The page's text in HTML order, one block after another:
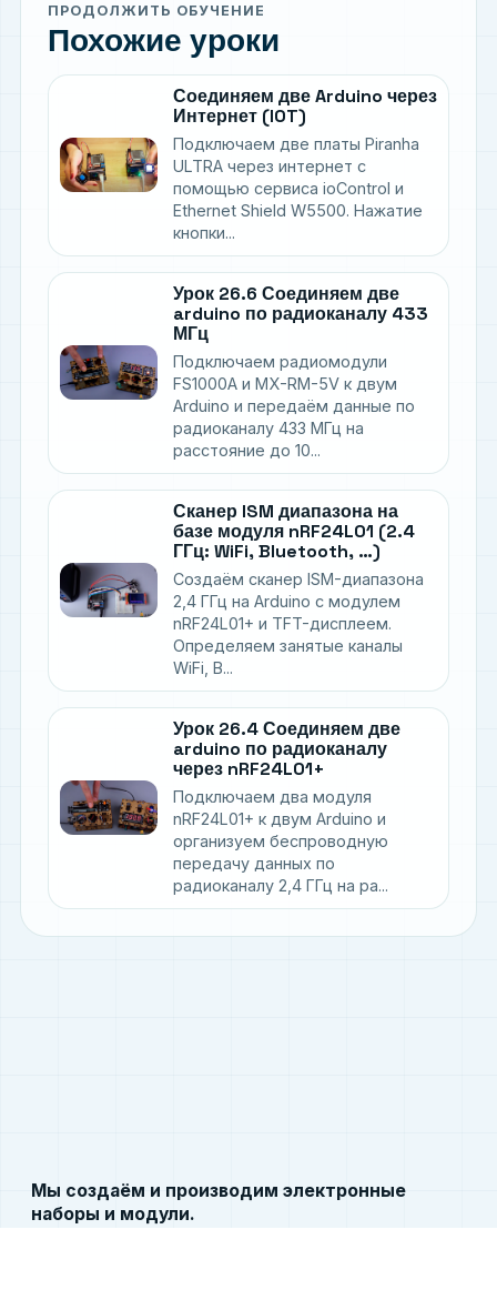
ПРОДОЛЖИТЬ ОБУЧЕНИЕ
Похожие уроки
Соединяем две Arduino через
Интернет (IOT)
Подключаем две платы Piranha
ULTRA через интернет с
помощью сервиса ioControl и
Ethernet Shield W5500. Нажатие
кнопки...
Урок 26.6 Соединяем две
arduino по радиоканалу 433
МГц
Подключаем радиомодули
FS1000A и MX-RM-5V к двум
Arduino и передаём данные по
радиоканалу 433 МГц на
расстояние до 10...
Сканер ISM диапазона на
базе модуля nRF24L01 (2.4
ГГц: WiFi, Bluetooth, …)
Создаём сканер ISM-диапазона
2,4 ГГц на Arduino с модулем
nRF24L01+ и TFT-дисплеем.
Определяем занятые каналы
WiFi, B...
Урок 26.4 Соединяем две
arduino по радиоканалу
через nRF24L01+
Подключаем два модуля
nRF24L01+ к двум Arduino и
организуем беспроводную
передачу данных по
радиоканалу 2,4 ГГц на ра...
Мы создаём и производим электронные
наборы и модули.